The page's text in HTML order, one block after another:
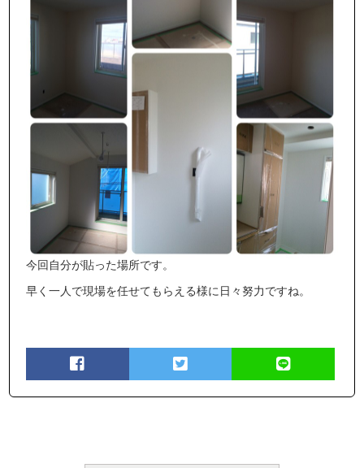
今回自分が貼った場所です。
早く一人で現場を任せてもらえる様に日々努力ですね。